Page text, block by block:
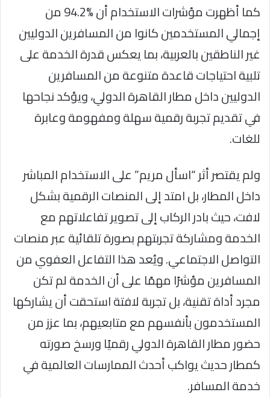
كما أظهرت مؤشرات الاستخدام أن %94.2 من
إجمالي المستخدمين كانوا من المسافرين الدوليين
غير الناطقين بالعربية، بما يعكس قدرة الخدمة على
تلبية احتياجات قاعدة متنوعة من المسافرين
الدوليين داخل مطار القاهرة الدولي، ويؤكد نجاحها
في تقديم تجربة رقمية سهلة ومفهومة وعابرة
للغات.
ولم يقتصر أثر “اسأل مريم” على الاستخدام المباشر
داخل المطار، بل امتد إلى المنصات الرقمية بشكل
لافت، حيث بادر الركاب إلى تصوير تفاعلاتهم مع
الخدمة ومشاركة تجربتهم بصورة تلقائية عبر منصات
التواصل الاجتماعي. ويُعد هذا التفاعل العفوي من
المسافرين مؤشرًا مهمًا على أن الخدمة لم تكن
مجرد أداة تقنية، بل تجربة لافتة استحقت أن يشاركها
المستخدمون بأنفسهم مع متابعيهم، بما عزز من
حضور مطار القاهرة الدولي رقميًا ورسخ صورته
كمطار حديث يواكب أحدث الممارسات العالمية في
خدمة المسافر.